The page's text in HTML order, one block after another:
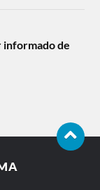
informado de